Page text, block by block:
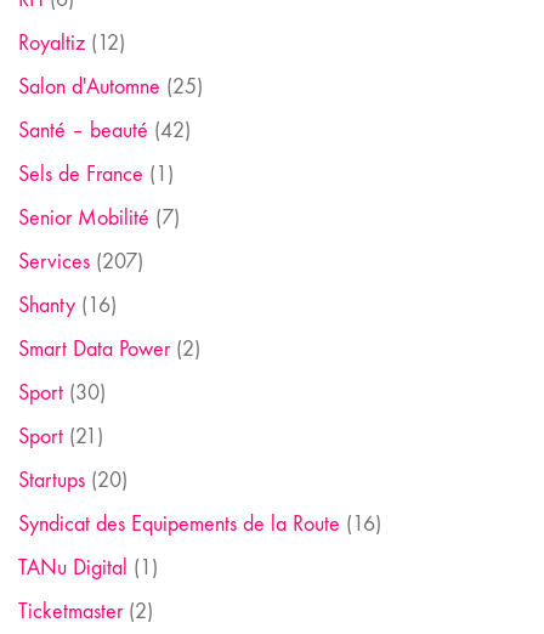
Royaltiz (12)
Salon d'Automne (25)
Santé – beauté (42)
Sels de France (1)
Senior Mobilité (7)
Services (207)
Shanty (16)
Smart Data Power(2)
Sport (30)
Sport (21)
Startups (20)
Syndicat des Equipements de la Route (16)
TANu Digital (1)
Ticketmaster(2)